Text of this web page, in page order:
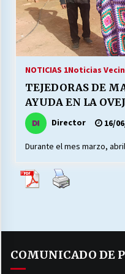
LABORAL:
13/07/
Escuela
25/06/
¿Qué
NOTICIAS 1Noticias
TEJEDORAS DE
AYUDA EN LA
Director 16/
Durante el mes marzo,
COMUNICADO DE